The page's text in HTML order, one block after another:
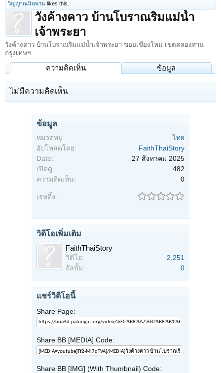
วิญญาณนิพพาน likes this.
วังค้างคาว บ้านโบราณริมแม่น้ำ
เจ้าพระยา
วังค้างคาว บ้านโบราณริมแม่น้ำเจ้าพระยา ซอยเชียงใหม่ เขตคลองสาน
กรุงเทพฯ
ความคิดเห็น ข้อมูล
ไม่มีความคิดเห็น
ข้อมูล
หมวดหมู่:
ไทย
อัปโหลดโดย:
FaithThaiStory
Date:
27 สิงหาคม 2025
เปิดดู:
482
ความคิดเห็น:
0
เรทติ้ง:
วิดีโอเพิ่มเติม
FaithThaiStory
วิดีโอ:
2,251
อัลบั้ม:
0
แชร์วิดีโอนี้
Share Page:
Share BB [MEDIA] Code:
Share BB [IMG] (With Thumbnail) Code: